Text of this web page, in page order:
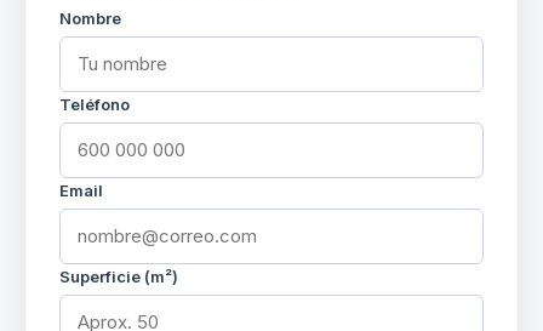
Nombre
Teléfono
Email
Superficie (m²)